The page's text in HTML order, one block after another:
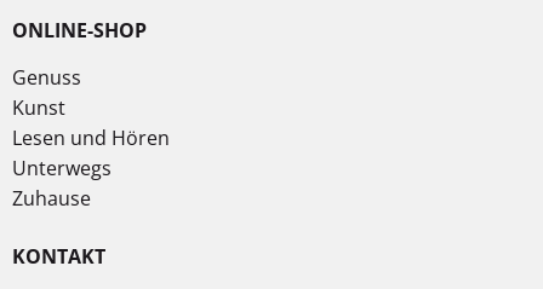
ONLINE-SHOP
Genuss
Kunst
Lesen und Hören
Unterwegs
Zuhause
KONTAKT